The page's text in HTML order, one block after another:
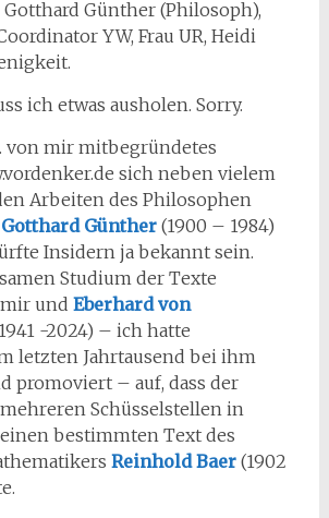
Günther (Philosoph),
YW, Frau UR, Heidi
ich etwas ausholen. Sorry.
von mir mitbegründetes
sich neben vielem
Arbeiten des Philosophen
Gotthard Günther(1900 – 1984)
Insidern ja bekannt sein.
Studium der Texte
und Eberhard von
-2024) – ich hatte
letzten Jahrtausend bei ihm
promoviert – auf, dass der
Schüsselstellen in
bestimmten Text des
Reinhold Baer(1902